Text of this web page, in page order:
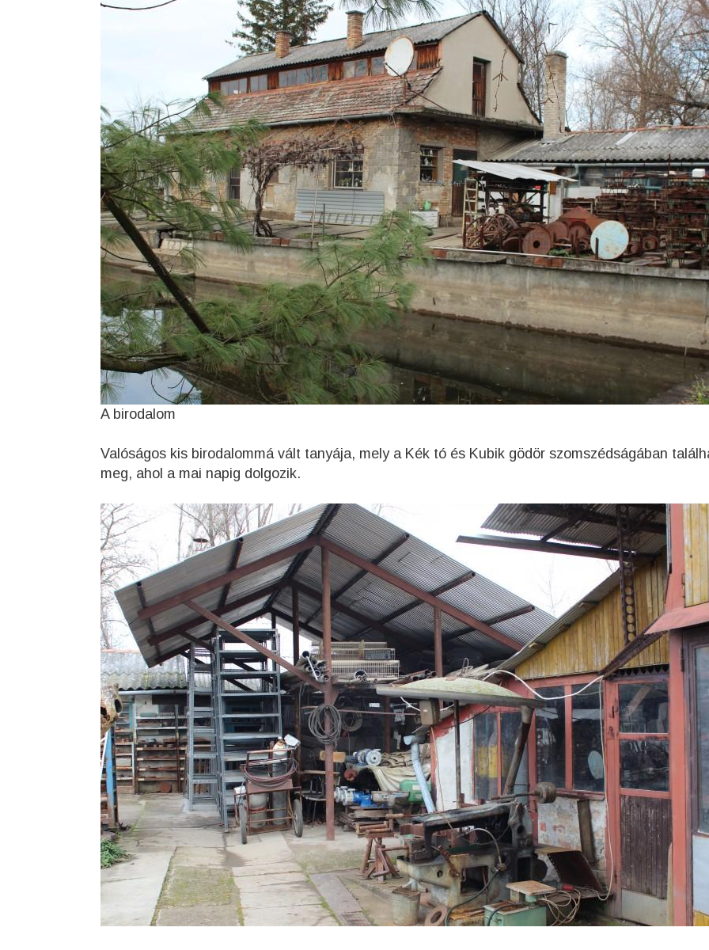
A birodalom
Valóságos kis birodalommá vált tanyája, mely a Kék tó és Kubik gödör szomszédságában
meg, ahol a mai napig dolgozik.